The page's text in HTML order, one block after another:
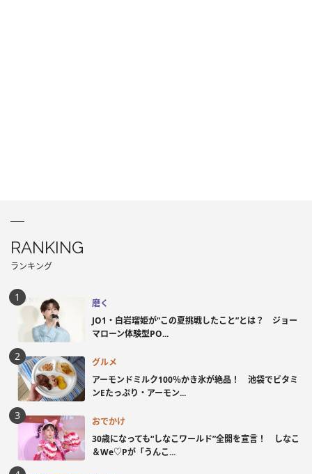
RANKING
ランキング
磨く
JO1・白岩瑠姫が“この夏挑戦したこと”とは？ ジョー
マローン体験型PO...
グルメ
アーモンドミルク100％かき氷が絶品！ 池袋でビタミ
ンEたっぷり・アーモン...
おでかけ
30歳になっても“しなこワールド”全開を宣言！ しなこ
＆We♡Pが「うんこ...